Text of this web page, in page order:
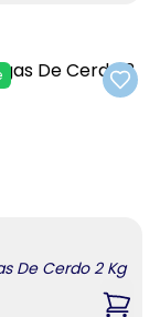
Add
De Cerdo 2 Kg